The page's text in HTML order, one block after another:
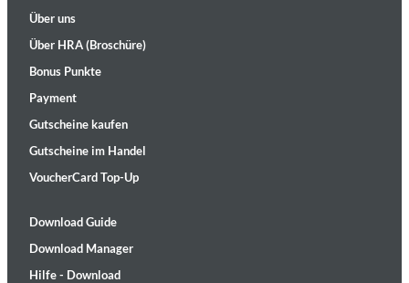
Über uns
Über HRA (Broschüre)
Bonus Punkte
Payment
Gutscheine kaufen
Gutscheine im Handel
VoucherCard Top-Up
Download Guide
Download Manager
Hilfe - Download